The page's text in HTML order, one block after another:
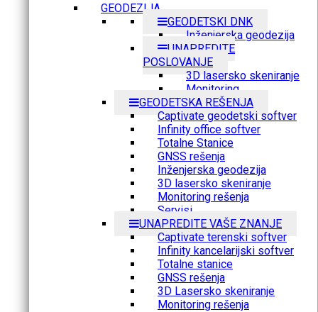
GEODEZIJA
GEODETSKI DNK
Inženjerska geodezija
UNAPREDITE
POSLOVANJE
3D lasersko skeniranje
Monitoring
GEODETSKA REŠENJA
Captivate geodetski softver
Infinity office softver
Totalne Stanice
GNSS rešenja
Inženjerska geodezija
3D lasersko skeniranje
Monitoring rešenja
Servisi
UNAPREDITE VAŠE ZNANJE
Captivate terenski softver
Infinity kancelarijski softver
Totalne stanice
GNSS rešenja
3D Lasersko skeniranje
Monitoring rešenja